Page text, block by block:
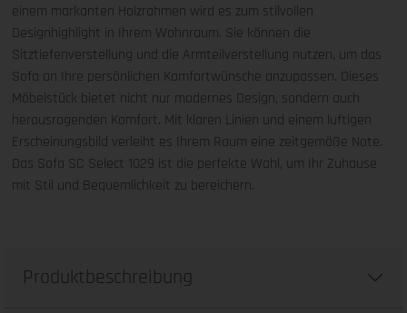
einem markanten Holzrahmen wird es zum stilvollen
Designhighlight in Ihrem Wohnraum. Sie können die
Sitztiefenverstellung und die Armteilverstellung nutzen, um das
Sofa an Ihre persönlichen Komfortwünsche anzupassen. Dieses
Möbelstück bietet nicht nur modernes Design, sondern auch
herausragenden Komfort. Mit klaren Linien und einem luftigen
Erscheinungsbild verleiht es Ihrem Raum eine zeitgemäße Note.
Das Sofa SC Select 1029 ist die perfekte Wahl, um Ihr Zuhause
mit Stil und Bequemlichkeit zu bereichern.
Produktbeschreibung